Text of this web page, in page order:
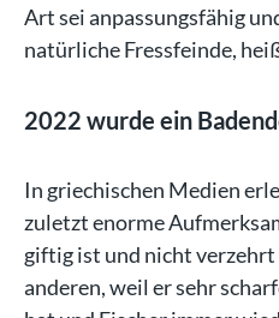
Art sei anpassungsfähig
natürliche Fressfeinde,
2022 wurde ein
In griechischen Medien
zuletzt enorme
giftig ist und nicht verzehrt
anderen, weil er sehr